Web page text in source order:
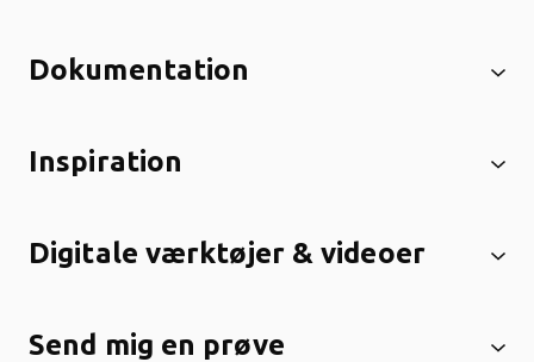
Dokumentation
Inspiration
Digitale værktøjer & videoer
Send mig en prøve